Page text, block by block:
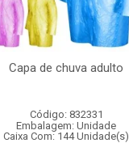
Capa de chuva adulto
Código: 832331
Embalagem: Unidade
Caixa Com: 144 Unidade(s)